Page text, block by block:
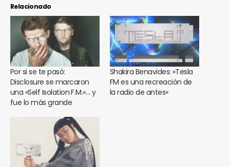
Relacionado
Por si se te pasó:
Disclosure se marcaron
una «Self Isolation F.M.»… y
fue lo más grande
Shakira Benavides: «Tesla
FM es una recreación de
la radio de antes»